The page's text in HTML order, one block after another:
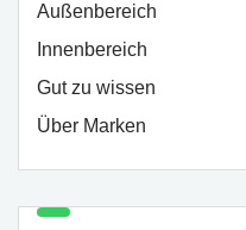
Außenbereich
Innenbereich
Gut zu wissen
Über Marken